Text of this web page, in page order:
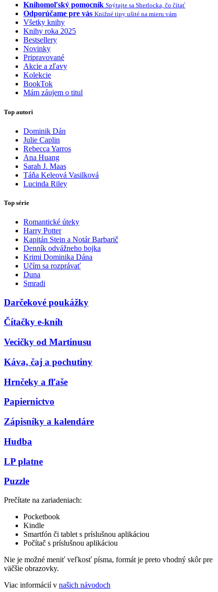
Knihomoľský pomocník Spýtajte sa Sherlocka, čo čítať
Odporúčame pre vás Knižné tipy ušité na mieru vám
Všetky knihy
Knihy roka 2025
Bestsellery
Novinky
Pripravované
Akcie a zľavy
Kolekcie
BookTok
Mám záujem o titul
Top autori
Dominik Dán
Julie Caplin
Rebecca Yarros
Ana Huang
Sarah J. Maas
Táňa Keleová Vasilková
Lucinda Riley
Top série
Romantické úteky
Harry Potter
Kapitán Stein a Notár Barbarič
Denník odvážneho bojka
Krimi Dominika Dána
Učím sa rozprávať
Duna
Smradi
Darčekové poukážky
Čítačky e-kníh
Vecičky od Martinusu
Káva, čaj a pochutiny
Hrnčeky a fľaše
Papiernictvo
Zápisníky a kalendáre
Hudba
LP platne
Puzzle
Prečítate na zariadeniach:
Pocketbook
Kindle
Smartfón či tablet s príslušnou aplikáciou
Počítač s príslušnou aplikáciou
Nie je možné meniť veľkosť písma, formát je preto vhodný skôr pre
väčšie obrazovky.
Viac informácií v našich návodoch